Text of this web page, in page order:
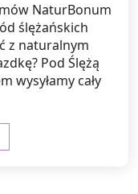
NaturBonum
ślężańskich
z naturalnym
Pod Ślężą
wysyłamy cały